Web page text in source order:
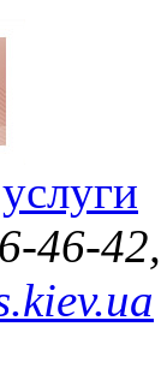
46-